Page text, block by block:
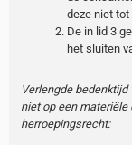
deze niet
De in lid 3
het sluiten
Verlengde
niet op een materiële
herroepingsrecht: